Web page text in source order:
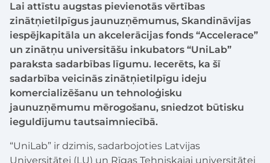
Lai attīstu augstas pievienotās vērtības
zinātņietilpīgus jaunuzņēmumus, Skandināvijas
iespējkapitāla un akcelerācijas fonds “Accelerace”
un zinātņu universitāšu inkubators “UniLab”
paraksta sadarbības līgumu. Iecerēts, ka šī
sadarbība veicinās zinātņietilpīgu ideju
komercializēšanu un tehnoloģisku
jaunuzņēmumu mērogošanu, sniedzot būtisku
ieguldījumu tautsaimniecībā.
“UniLab” ir dzimis, sadarbojoties Latvijas
Universitātei (LU) un Rīgas Tehniskajai universitātei